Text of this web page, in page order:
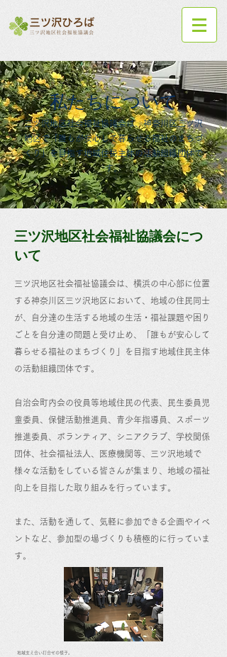
私たちについて
三ツ沢地区社会福祉協議会は、神奈川区三ツ沢
地区で「誰もが安心して暮らせる福祉のまちづ
くり」を目指す地域住民主体の活動組織団体で
す。
三ツ沢地区社会福祉協議会につ
いて
三ツ沢地区社会福祉協議会は、​横浜の中心部に位置
する神奈川区三ツ沢地区において、地域の住民同士
が、自分達の生活する地域の生活・福祉課題や困り
ごとを自分達の問題と受け止め、「誰もが安心して
暮らせる福祉のまちづくり」を目指す地域住民主体
の活動組織団体です。
自治会町内会の役員等地域住民の代表、民生委員児
童委員、保健活動推進員、青少年指導員、スポーツ
推進委員、ボランティア、シニアクラブ、学校関係
団体、社会福祉法人、医療機関等、三ツ沢地域で
様々な活動をしている皆さんが集まり、地域の福祉
向上を目指した取り組みを行っています。
また、活動を通して、気軽に参加できる企画やイベ
ントなど、参加型の場づくりも積極的に行っていま
す。
地域支え合い打合せの様子。